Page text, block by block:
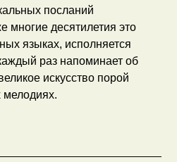
посланий
многие десятилетия это
языках, исполняется
раз напоминает об
искусство порой